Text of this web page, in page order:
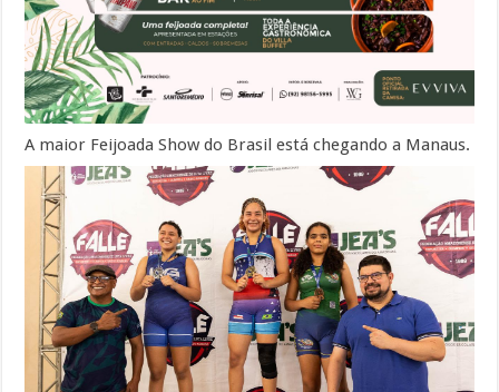
A maior Feijoada Show do Brasil está chegando a Manaus.